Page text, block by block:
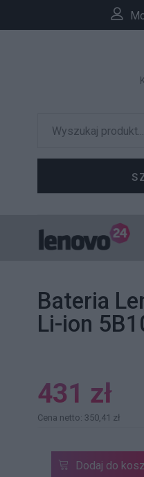
Bateria
Li-ion
431 zł
Cena netto: 350,41 zł
Dodaj do